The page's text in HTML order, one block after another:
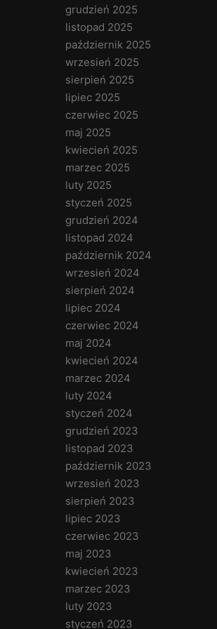
grudzień 2025
listopad 2025
październik 2025
wrzesień 2025
sierpień 2025
lipiec 2025
czerwiec 2025
maj 2025
kwiecień 2025
marzec 2025
luty 2025
styczeń 2025
grudzień 2024
listopad 2024
październik 2024
wrzesień 2024
sierpień 2024
lipiec 2024
czerwiec 2024
maj 2024
kwiecień 2024
marzec 2024
luty 2024
styczeń 2024
grudzień 2023
listopad 2023
październik 2023
wrzesień 2023
sierpień 2023
lipiec 2023
czerwiec 2023
maj 2023
kwiecień 2023
marzec 2023
luty 2023
styczeń 2023